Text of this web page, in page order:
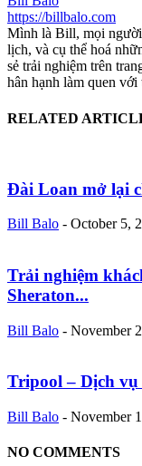
https://billbalo.com
Mình là Bill, mọi
lịch, và cụ thể hoá
sẻ trải nghiệm trên
hân hạnh làm quen
RELATED
Đài Loan mở lại
Bill Balo - October 5,
Trải nghiệm
Sheraton...
Bill Balo - November
Tripool – Dịch
Bill Balo - November
NO COMMENTS